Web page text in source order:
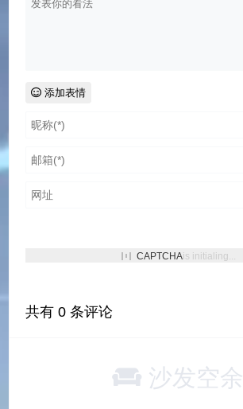
添加表情
CAPTCHAis initialing...
共有0 条评论
沙发空余